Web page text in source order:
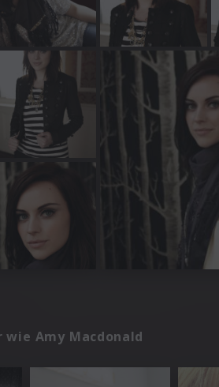
Amy Macdonald